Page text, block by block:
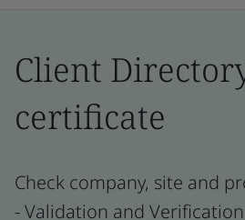
Client
certificate
Check company, site and
- Validation and Verification